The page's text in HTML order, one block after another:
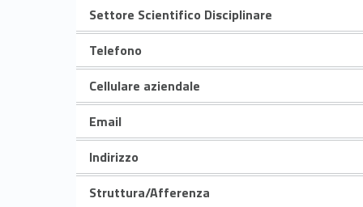
Settore Scientifico Disciplinare
Telefono
Cellulare aziendale
Email
Indirizzo
Struttura/Afferenza